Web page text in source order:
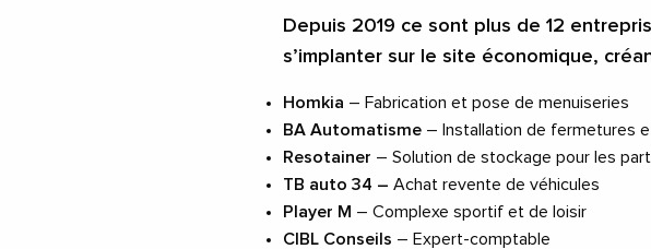
Depuis 2019 ce sont plus de 12
s’implanter sur le site économique,
Homkia – Fabrication et pose de menuiseries
BA Automatisme – Installation de fermetures
Resotainer – Solution de stockage pour les
TB auto 34 – Achat revente de véhicules
Player M – Complexe sportif et de loisir
CIBL Conseils – Expert-comptable